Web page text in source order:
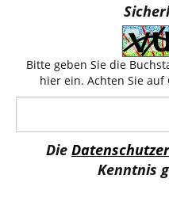
Bitte geben Sie die
hier ein. Achten Sie
Die
Kenntnis